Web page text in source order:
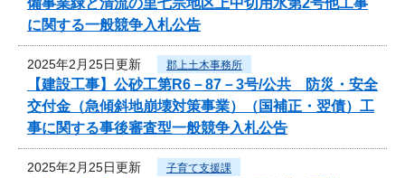
に関する一般競争入札公告
2025年2月25日更新 郡上土木事務所
【建設工事】公砂工第R6－87－3号/公共 防災・安全
交付金（急傾斜地崩壊対策事業）（国補正・翌債）工
事に関する事後審査型一般競争入札公告
2025年2月25日更新 子育て支援課